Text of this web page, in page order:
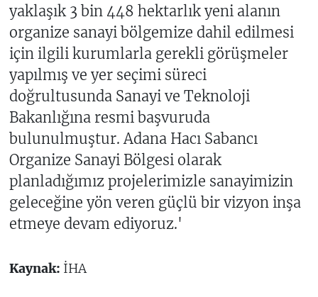
yaklaşık 3 bin 448 hektarlık yeni alanın
organize sanayi bölgemize dahil edilmesi
için ilgili kurumlarla gerekli görüşmeler
yapılmış ve yer seçimi süreci
doğrultusunda Sanayi ve Teknoloji
Bakanlığına resmi başvuruda
bulunulmuştur. Adana Hacı Sabancı
Organize Sanayi Bölgesi olarak
planladığımız projelerimizle sanayimizin
geleceğine yön veren güçlü bir vizyon inşa
etmeye devam ediyoruz.'
Kaynak: İHA